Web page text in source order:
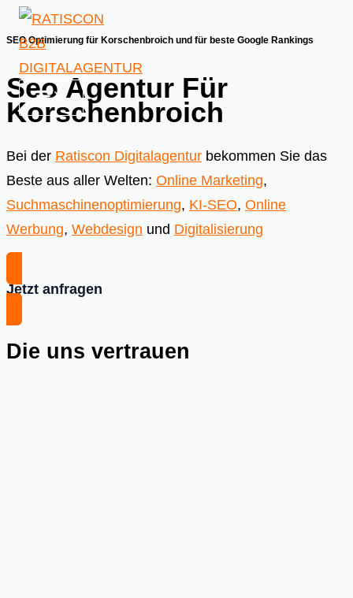
Skip
to
content
SEO Optimierung für Korschenbroich und für beste Google Rankings
Seo Agentur Für
Korschenbroich
Bei der Ratiscon Digitalagentur bekommen Sie das
Beste aus aller Welten: Online Marketing,
Suchmaschinenoptimierung, KI-SEO, Online
Werbung, Webdesign und Digitalisierung
Jetzt anfragen
Die uns vertrauen